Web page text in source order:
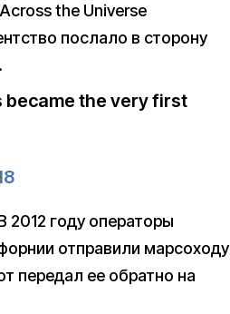
the Universe
послало в сторону
became the very first
году операторы
отправили марсоходу
передал ее обратно на